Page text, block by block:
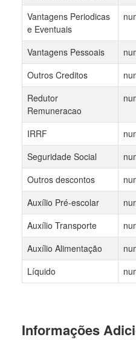
Vantagens Periodicas
e Eventuais
Vantagens Pessoais
Outros Creditos
Redutor
Remuneracao
IRRF
Seguridade Social
Outros descontos
Auxílio Pré-escolar
Auxílio Transporte
Auxílio Alimentação
Líquido
Informações